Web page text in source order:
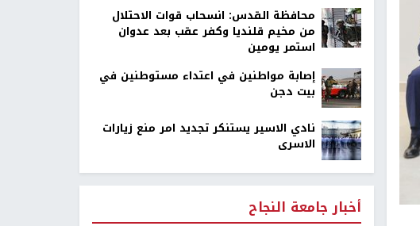
محافظة القدس: انسحاب قوات الاحتلال
من مخيم قلنديا وكفر عقب بعد عدوان
استمر يومين
إصابة مواطنين في اعتداء مستوطنين في
بيت دجن
نادي الاسير يستنكر تجديد امر منع زيارات
الاسرى
أخبار جامعة النجاح